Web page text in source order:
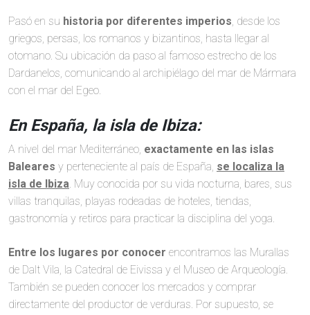
Pasó en su historia por diferentes imperios, desde los
griegos, persas, los romanos y bizantinos, hasta llegar al
otomano. Su ubicación da paso al famoso estrecho de los
Dardanelos, comunicando al archipiélago del mar de Mármara
con el mar del Egeo.
En España, la isla de Ibiza:
A nivel del mar Mediterráneo, exactamente en las islas
Baleares y perteneciente al país de España, se localiza la
isla de Ibiza. Muy conocida por su vida nocturna, bares, sus
villas tranquilas, playas rodeadas de hoteles, tiendas,
gastronomía y retiros para practicar la disciplina del yoga.
Entre los lugares por conocer encontramos las Murallas
de Dalt Vila, la Catedral de Eivissa y el Museo de Arqueología.
También se pueden conocer los mercados y comprar
directamente del productor de verduras. Por supuesto, se